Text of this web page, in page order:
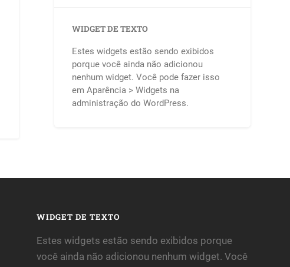
WIDGET DE TEXTO
Estes widgets estão sendo exibidos
porque você ainda não adicionou
nenhum widget. Você pode fazer isso
em Aparência > Widgets na
administração do WordPress.
WIDGET DE TEXTO
Estes widgets estão sendo exibidos porque
você ainda não adicionou nenhum widget. Você